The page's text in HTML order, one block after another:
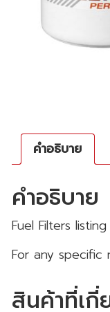
คำอธิบาย
คำอธิบาย
Fuel Filters
For any specific
สินค้าที่เกี่